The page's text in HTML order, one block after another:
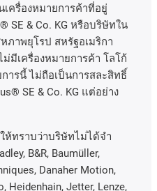
ครื่องหมายการค้าที่อยู่
SE & Co. KG หรือบริษัทใน
ภาพยุโรป สหรัฐอเมริกา
ม่มีเครื่องหมายการค้า โลโก้
ารนี้ ไม่ถือเป็นการสละสิทธิ์
SE & Co. KG แต่อย่าง
ห้ทราบว่าบริษัทไม่ได้จํา
B&R, Baumüller,
Danaher Motion,
Heidenhain, Jetter, Lenze,